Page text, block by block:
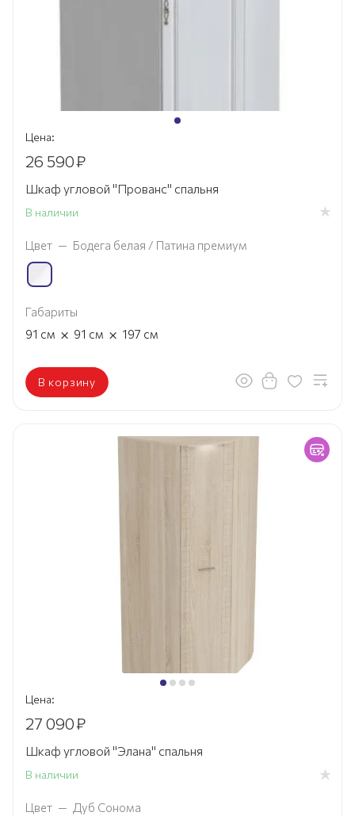
Цена:
26 590₽
Шкаф угловой "Прованс" спальня
В наличии
Цвет — Бодега белая / Патина премиум
Габариты
91 см × 91 см × 197 см
В корзину
Цена:
27 090₽
Шкаф угловой "Элана" спальня
В наличии
Цвет — Дуб Сонома